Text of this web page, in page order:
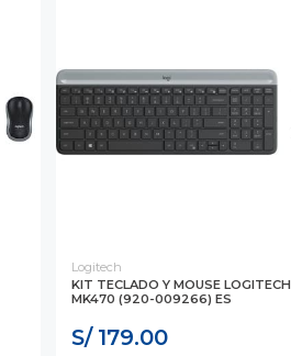
Logitech
KIT TECLADO Y MOUSE LOGITECH
MK470 (920-009266) ES
S/ 179.00